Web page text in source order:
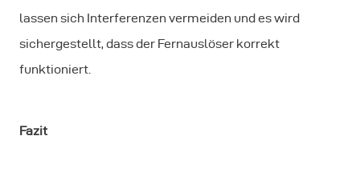
lassen sich Interferenzen vermeiden und es wird
sichergestellt, dass der Fernauslöser korrekt
funktioniert.
Fazit